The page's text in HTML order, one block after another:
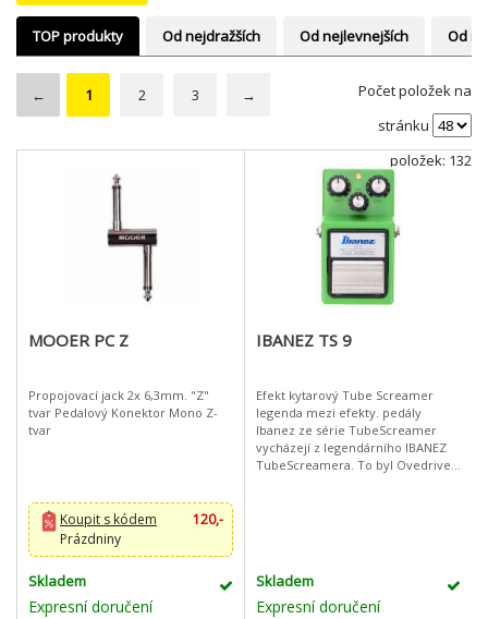
TOP produkty Od nejdražších Od nejlevnejších Od
← 1 2 3 →
Počet položek na
stránku
položek: 132
MOOER PC Z
Propojovací jack 2x 6,3mm. "Z"
tvar Pedalový Konektor Mono Z-
tvar
Koupit s kódem
120,-
Prázdniny
Skladem
Expresní doručení
IBANEZ TS 9
Efekt kytarový Tube Screamer
legenda mezi efekty. pedály
Ibanez ze série TubeScreamer
vycházejí z legendárního IBANEZ
TubeScreamera. To byl Ovedrive
Skladem
Expresní doručení